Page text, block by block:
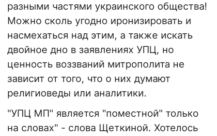
разными частями украинского общества!
Можно сколь угодно иронизировать и
насмехаться над этим, а также искать
двойное дно в заявлениях УПЦ, но
ценность воззваний митрополита не
зависит от того, что о них думают
религиоведы или аналитики.
"УПЦ МП" является "поместной" только
на словах" - слова Щеткиной. Хотелось